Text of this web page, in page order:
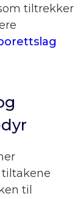
tiltrekker
til